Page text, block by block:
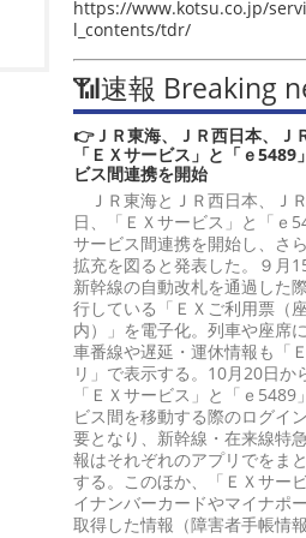
https://www.kotsu.co.jp/
l_contents/tdr/
📶速報 Breaking
👉ＪＲ東海、ＪＲ西日本、Ｊ
「ＥＸサービス」と「ｅ5489
ビス間連携を開始
ＪＲ東海とＪＲ西日本、Ｊ
日、「ＥＸサービス」と「ｅ
サービス間連携を開始し、さ
拡充を図ると発表した。９月
新幹線の自動改札を通過した
行している「ＥＸご利用票（
内）」を電子化。列車や座席
車番線や遅延・運休情報も「
リ」で表示する。10月20日か
「ＥＸサービス」と「ｅ5489
ビス間を移動する際のログイ
要となり、新幹線・在来線特
報はそれぞれのアプリでをま
する。このほか、「ＥＸサー
イナンバーカードやマイナポ
取得した情報（障害者手帳情